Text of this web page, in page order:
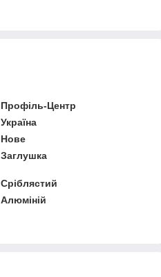
Профіль-Центр
Україна
Нове
Заглушка
Сріблястий
Алюміній